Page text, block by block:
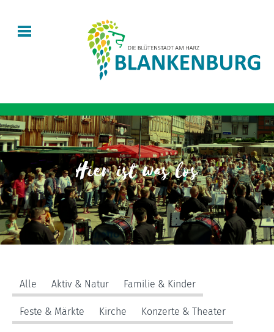
Hier ist was los
Alle Aktiv & Natur Familie & Kinder
Feste & Märkte Kirche Konzerte & Theater